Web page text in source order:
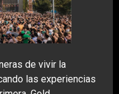
de vivir la
las experiencias